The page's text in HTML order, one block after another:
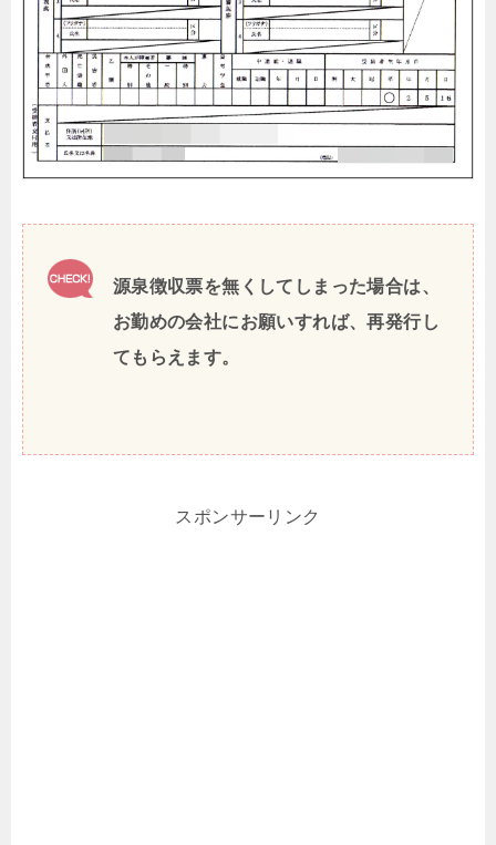
源泉徴収票を無くしてしまった場合は、
お勤めの会社にお願いすれば、再発行し
てもらえます。
スポンサーリンク